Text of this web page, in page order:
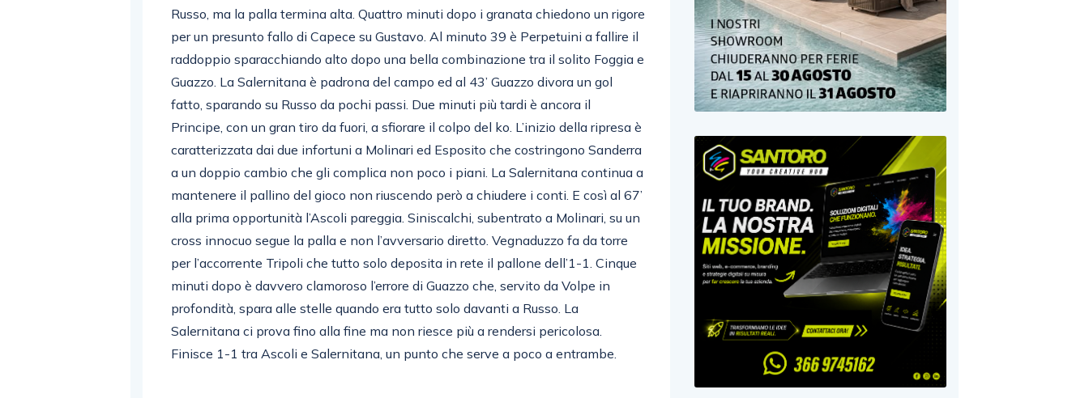
Russo, ma la palla termina alta. Quattro minuti dopo i granata chiedono un rigore
per un presunto fallo di Capece su Gustavo. Al minuto 39 è Perpetuini a fallire il
raddoppio sparacchiando alto dopo una bella combinazione tra il solito Foggia e
Guazzo. La Salernitana è padrona del campo ed al 43’ Guazzo divora un gol
fatto, sparando su Russo da pochi passi. Due minuti più tardi è ancora il
Principe, con un gran tiro da fuori, a sfiorare il colpo del ko. L’inizio della ripresa è
caratterizzata dai due infortuni a Molinari ed Esposito che costringono Sanderra
a un doppio cambio che gli complica non poco i piani. La Salernitana continua a
mantenere il pallino del gioco non riuscendo però a chiudere i conti. E così al 67’
alla prima opportunità l’Ascoli pareggia. Siniscalchi, subentrato a Molinari, su un
cross innocuo segue la palla e non l’avversario diretto. Vegnaduzzo fa da torre
per l’accorrente Tripoli che tutto solo deposita in rete il pallone dell’1-1. Cinque
minuti dopo è davvero clamoroso l’errore di Guazzo che, servito da Volpe in
profondità, spara alle stelle quando era tutto solo davanti a Russo. La
Salernitana ci prova fino alla fine ma non riesce più a rendersi pericolosa.
Finisce 1-1 tra Ascoli e Salernitana, un punto che serve a poco a entrambe.